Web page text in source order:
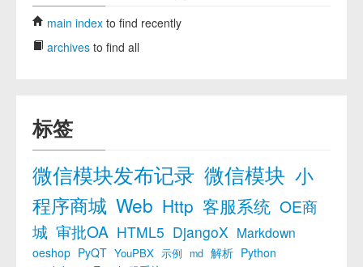
main index to find recently
archives to find all
标签
微信模块发布记录 微信模块 小
程序商城 Web Http 客服系统 OE商
城 审批OA HTML5 DjangoX Markdown
oeshop PyQT YouPBX 示例 md 解析 Python